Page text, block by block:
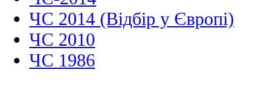
ЧС 2014 (Відбір у Європі)
ЧС 2010
ЧС 1986